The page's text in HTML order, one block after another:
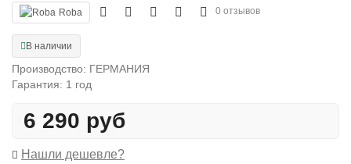
Roba 0 отзывов
В наличии
Производство: ГЕРМАНИЯ
Гарантия: 1 год
6 290 руб
Нашли дешевле?